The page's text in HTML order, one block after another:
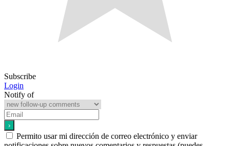
Subscribe
Login
Notify of
Permito usar mi dirección de correo electrónico y enviar